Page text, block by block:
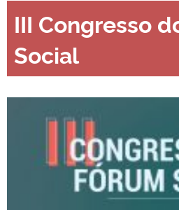
III Congresso
Social